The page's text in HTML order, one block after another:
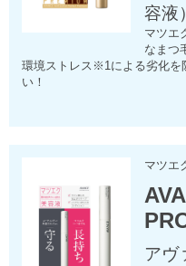
容液）
マツエ
なまつ
環境ストレス※1による劣化を
い！
マツエ
アヴ